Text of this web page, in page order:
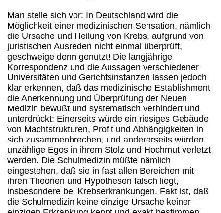
Man stelle sich vor: In Deutschland wird die
Möglichkeit einer medizinischen Sensation, nämlich
die Ursache und Heilung von Krebs, aufgrund von
juristischen Ausreden nicht einmal überprüft,
geschweige denn genutzt! Die langjährige
Korrespondenz und die Aussagen verschiedener
Universitäten und Gerichtsinstanzen lassen jedoch
klar erkennen, daß das medizinische Establishment
die Anerkennung und Überprüfung der Neuen
Medizin bewußt und systematisch verhindert und
unterdrückt: Einerseits würde ein riesiges Gebäude
von Machtstrukturen, Profit und Abhängigkeiten in
sich zusammenbrechen, und andererseits würden
unzählige Egos in ihrem Stolz und Hochmut verletzt
werden. Die Schulmedizin müßte nämlich
eingestehen, daß sie in fast allen Bereichen mit
ihren Theorien und Hypothesen falsch liegt,
insbesondere bei Krebserkrankungen. Fakt ist, daß
die Schulmedizin keine einzige Ursache keiner